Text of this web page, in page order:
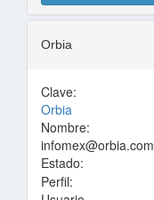
Orbia
Clave:
Orbia
Nombre:
infomex@orbia.com
Estado:
Perfil: